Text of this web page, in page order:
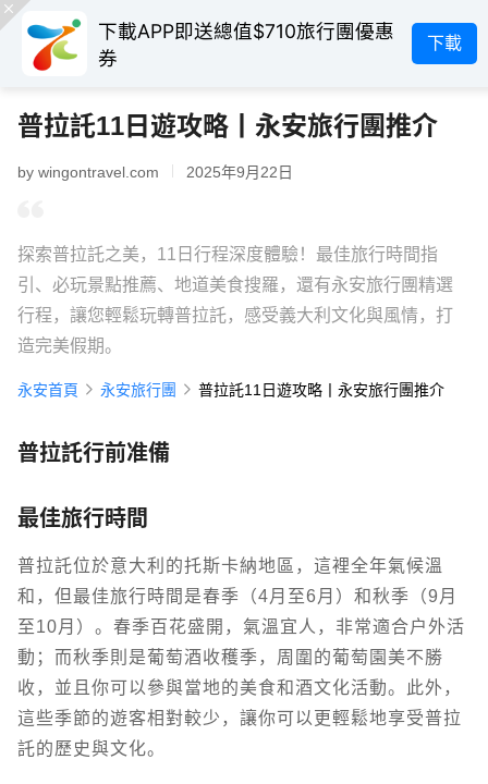
下載APP即送總值$710旅行團優惠
券
下載
普拉託11日遊攻略丨永安旅行團推介
by wingontravel.com 2025年9月22日
探索普拉託之美，11日行程深度體驗！最佳旅行時間指
引、必玩景點推薦、地道美食搜羅，還有永安旅行團精選
行程，讓您輕鬆玩轉普拉託，感受義大利文化與風情，打
造完美假期。
永安首頁 永安旅行團 普拉託11日遊攻略丨永安旅行團推介
普拉託行前准備
最佳旅行時間
普拉託位於意大利的托斯卡納地區，這裡全年氣候溫
和，但最佳旅行時間是春季（4月至6月）和秋季（9月
至10月）。春季百花盛開，氣溫宜人，非常適合戶外活
動；而秋季則是葡萄酒收穫季，周圍的葡萄園美不勝
收，並且你可以參與當地的美食和酒文化活動。此外，
這些季節的遊客相對較少，讓你可以更輕鬆地享受普拉
託的歷史與文化。